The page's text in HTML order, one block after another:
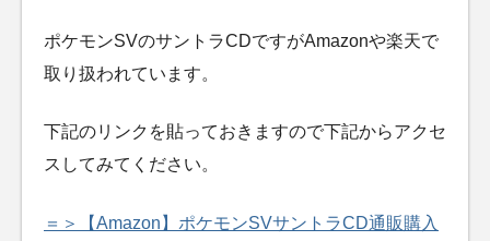
ポケモンSVのサントラCDですがAmazonや楽天で
取り扱われています。
下記のリンクを貼っておきますので下記からアクセ
スしてみてください。
＝＞【Amazon】ポケモンSVサントラCD通販購入